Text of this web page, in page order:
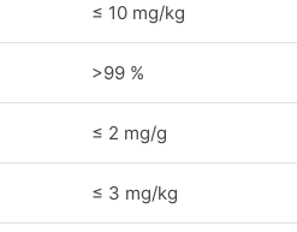
≤ 10 mg/kg
>99 %
≤ 2 mg/g
≤ 3 mg/kg